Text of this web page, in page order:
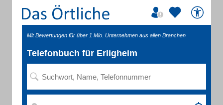
Mit Bewertungen für über 1 Mio. Unternehmen aus allen Branchen
Telefonbuch für Erligheim